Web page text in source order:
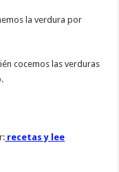
la verdura por
cocemos las verduras
recetas y lee